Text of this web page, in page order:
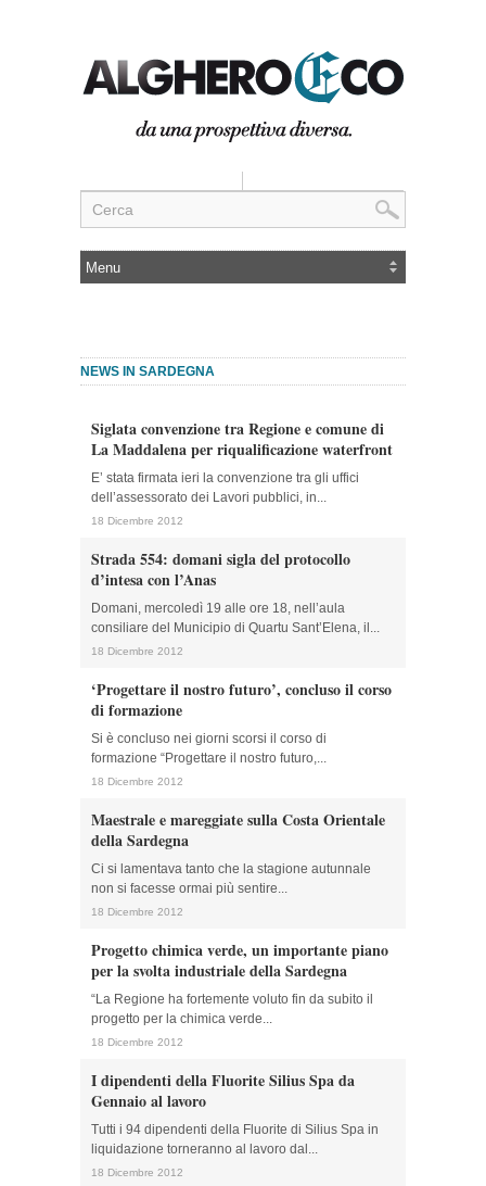
NEWS IN SARDEGNA
Siglata convenzione tra Regione e comune di
La Maddalena per riqualificazione waterfront
E’ stata firmata ieri la convenzione tra gli uffici
dell’assessorato dei Lavori pubblici, in...
18 Dicembre 2012
Strada 554: domani sigla del protocollo
d’intesa con l’Anas
Domani, mercoledì 19 alle ore 18, nell’aula
consiliare del Municipio di Quartu Sant’Elena, il...
18 Dicembre 2012
‘Progettare il nostro futuro’, concluso il corso
di formazione
Si è concluso nei giorni scorsi il corso di
formazione “Progettare il nostro futuro,...
18 Dicembre 2012
Maestrale e mareggiate sulla Costa Orientale
della Sardegna
Ci si lamentava tanto che la stagione autunnale
non si facesse ormai più sentire...
18 Dicembre 2012
Progetto chimica verde, un importante piano
per la svolta industriale della Sardegna
“La Regione ha fortemente voluto fin da subito il
progetto per la chimica verde...
18 Dicembre 2012
I dipendenti della Fluorite Silius Spa da
Gennaio al lavoro
Tutti i 94 dipendenti della Fluorite di Silius Spa in
liquidazione torneranno al lavoro dal...
18 Dicembre 2012